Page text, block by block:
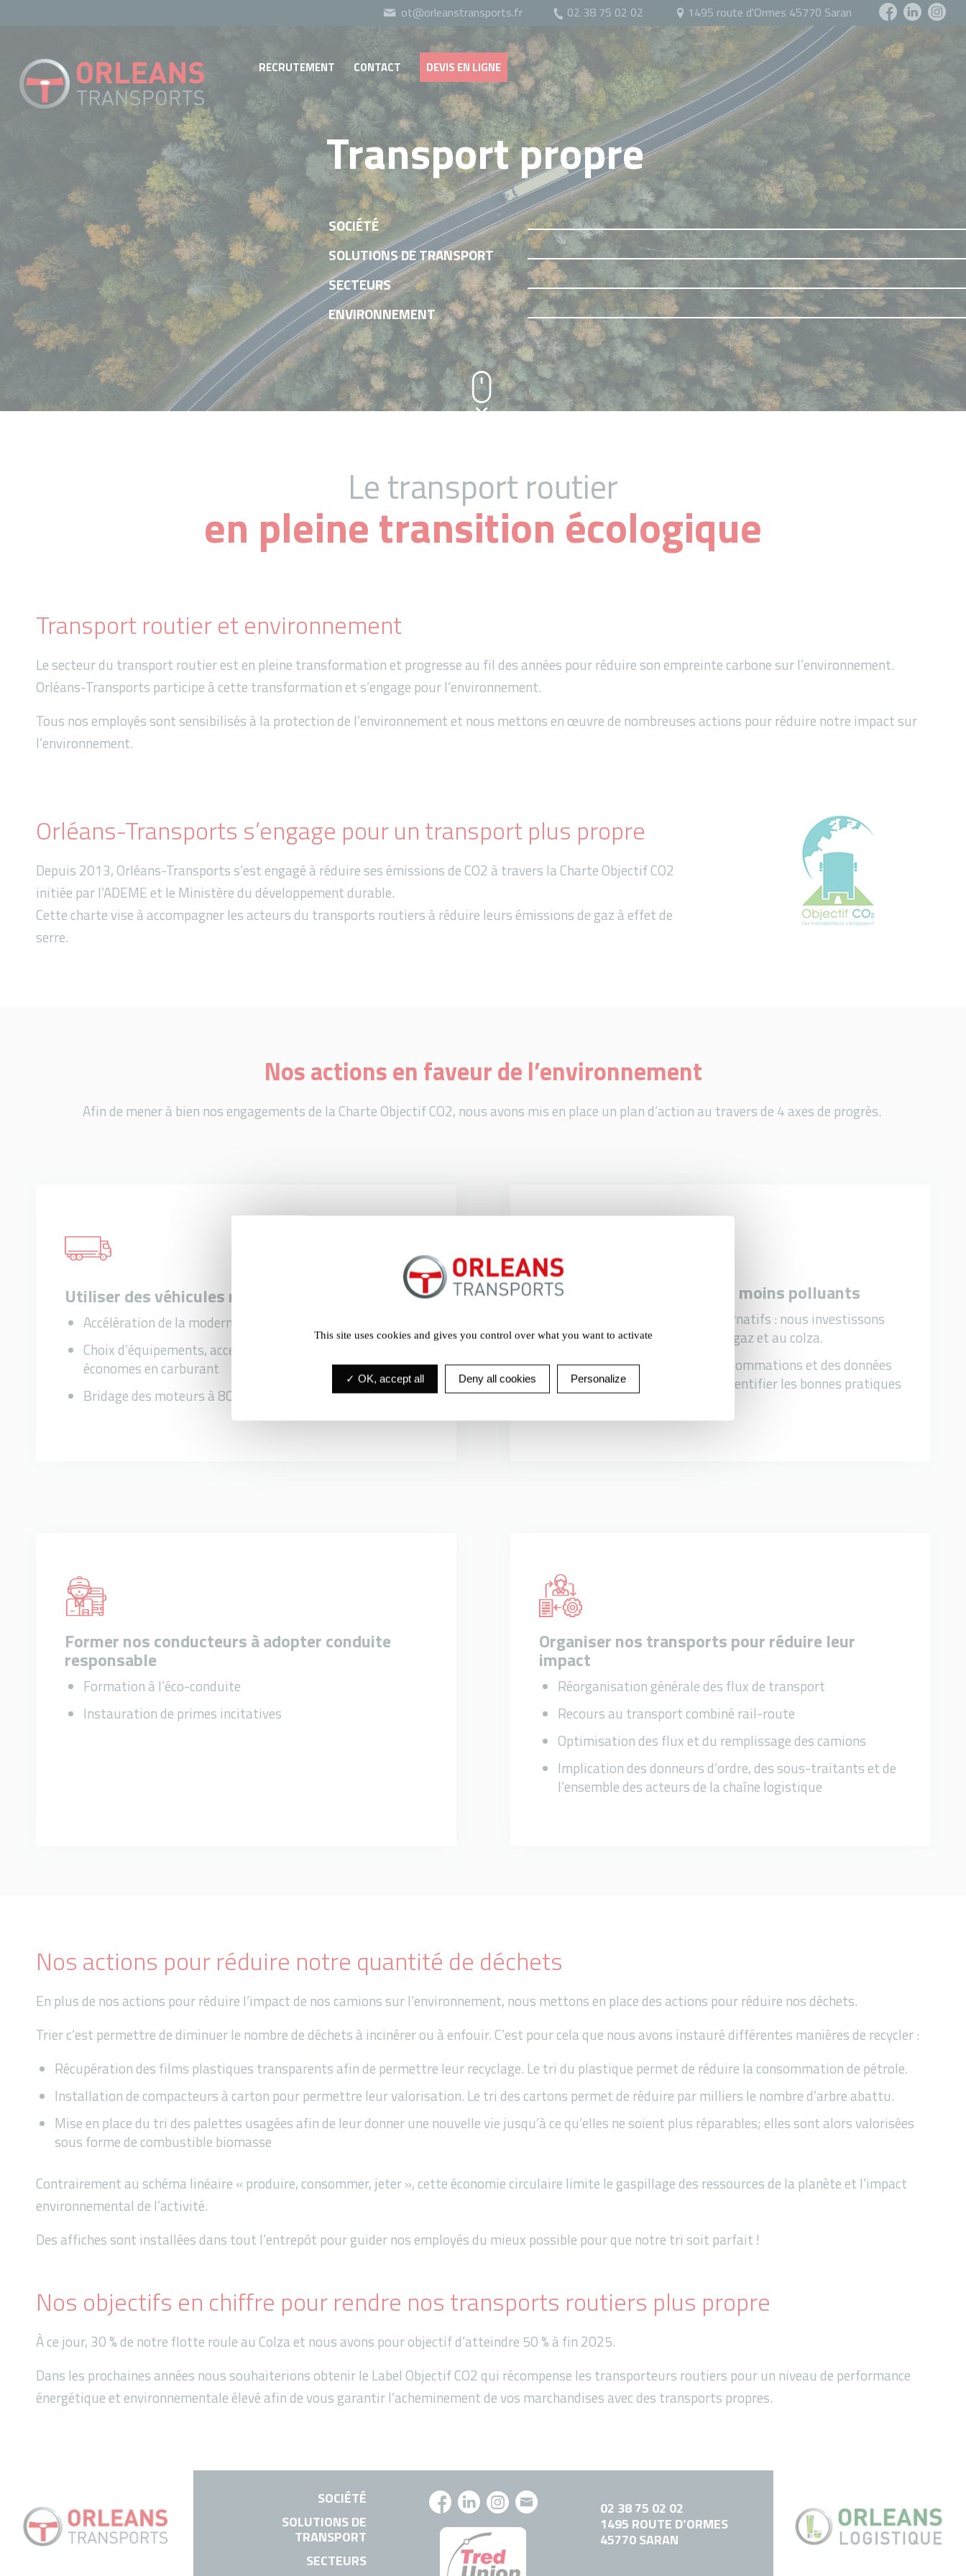
ot@orleanstransports.fr 02 38 75 02 02 1495 route d'Ormes 45770 Saran
RECRUTEMENT CONTACT DEVIS EN LIGNE
Transport propre
SOCIÉTÉ
SOLUTIONS DE TRANSPORT
SECTEURS
ENVIRONNEMENT
Le transport routier
en pleine transition écologique
Transport routier et environnement
Le secteur du transport routier est en pleine transformation et progresse au fil des années pour réduire son empreinte carbone sur l’environnement.
Orléans-Transports participe à cette transformation et s’engage pour l’environnement.
Tous nos employés sont sensibilisés à la protection de l’environnement et nous mettons en œuvre de nombreuses actions pour réduire notre impact sur
l’environnement.
Orléans-Transports s’engage pour un transport plus propre
Depuis 2013, Orléans-Transports s’est engagé à réduire ses émissions de CO2 à travers la Charte Objectif CO2
initiée par l’ADEME et le Ministère du développement durable.
Cette charte vise à accompagner les acteurs du transports routiers à réduire leurs émissions de gaz à effet de
serre.
Nos actions en faveur de l’environnement
Afin de mener à bien nos engagements de la Charte Objectif CO2, nous avons mis en place un plan d’action au travers de 4 axes de progrès.
Utiliser des véhicules routiers plus propres
Accélération de la modernisation de la flotte
Choix d’équipements, accessoires, pneumatiques
économes en carburant
Bridage des moteurs à 80-85 km/h
Opter pour des carburants moins polluants
Utilisation de carburants alternatifs : nous investissons
dans des véhicules roulant au gaz et au colza.
Amélioration du suivi des consommations et des données
d’activité : nous cherchons à identifier les bonnes pratiques
Former nos conducteurs à adopter conduite
responsable
Formation à l’éco-conduite
Instauration de primes incitatives
Organiser nos transports pour réduire leur
impact
Réorganisation générale des flux de transport
Recours au transport combiné rail-route
Optimisation des flux et du remplissage des camions
Implication des donneurs d’ordre, des sous-traitants et de
l’ensemble des acteurs de la chaîne logistique
Nos actions pour réduire notre quantité de déchets
En plus de nos actions pour réduire l’impact de nos camions sur l’environnement, nous mettons en place des actions pour réduire nos déchets.
Trier c’est permettre de diminuer le nombre de déchets à incinérer ou à enfouir. C’est pour cela que nous avons instauré différentes manières de recycler :
Récupération des films plastiques transparents afin de permettre leur recyclage. Le tri du plastique permet de réduire la consommation de pétrole.
Installation de compacteurs à carton pour permettre leur valorisation. Le tri des cartons permet de réduire par milliers le nombre d’arbre abattu.
Mise en place du tri des palettes usagées afin de leur donner une nouvelle vie jusqu’à ce qu’elles ne soient plus réparables; elles sont alors valorisées
sous forme de combustible biomasse
Contrairement au schéma linéaire « produire, consommer, jeter », cette économie circulaire limite le gaspillage des ressources de la planète et l’impact
environnemental de l’activité.
Des affiches sont installées dans tout l’entrepôt pour guider nos employés du mieux possible pour que notre tri soit parfait !
Nos objectifs en chiffre pour rendre nos transports routiers plus propre
À ce jour, 30 % de notre flotte roule au Colza et nous avons pour objectif d’atteindre 50 % à fin 2025.
Dans les prochaines années nous souhaiterions obtenir le Label Objectif CO2 qui récompense les transporteurs routiers pour un niveau de performance
énergétique et environnementale élevé afin de vous garantir l’acheminement de vos marchandises avec des transports propres.
SOCIÉTÉ
SOLUTIONS DE
TRANSPORT
SECTEURS
02 38 75 02 02
1495 ROUTE D’ORMES
45770 SARAN
This site uses cookies and gives you control over what you want to activate
OK, accept all Deny all cookies Personalize